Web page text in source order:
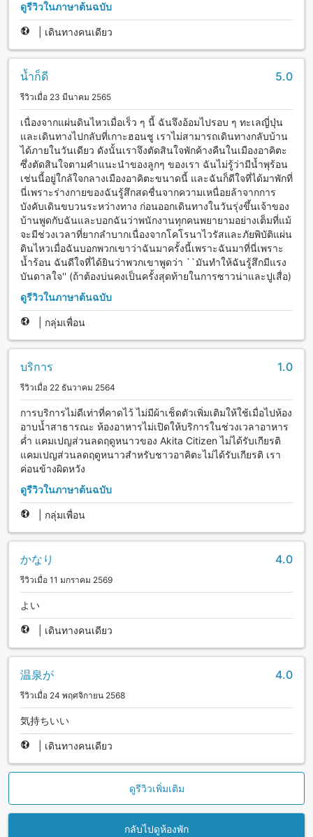
ดูรีวิวในภาษาต้นฉบับ
เดินทางคนเดียว
น้ำก็ดี 5.0
รีวิวเมื่อ 23 มีนาคม 2565
เนื่องจากแผ่นดินไหวเมื่อเร็ว ๆ นี้ ฉันจึงอ้อมไปรอบ ๆ ทะเลญี่ปุ่น
และเดินทางไปกลับที่เกาะฮอนชู เราไม่สามารถเดินทางกลับบ้าน
ได้ภายในวันเดียว ดังนั้นเราจึงตัดสินใจพักค้างคืนในเมืองอาคิตะ
ซึ่งตัดสินใจตามคำแนะนำของลูกๆ ของเรา ฉันไม่รู้ว่ามีน้ำพุร้อน
เช่นนี้อยู่ใกล้ใจกลางเมืองอาคิตะขนาดนี้ และฉันก็ดีใจที่ได้มาพักที่
นี่เพราะร่างกายของฉันรู้สึกสดชื่นจากความเหนื่อยล้าจากการ
บังคับเดินขบวนระหว่างทาง ก่อนออกเดินทางในวันรุ่งขึ้นเจ้าของ
บ้านพูดกับฉันและบอกฉันว่าพนักงานทุกคนพยายามอย่างเต็มที่แม้
จะมีช่วงเวลาที่ยากลำบากเนื่องจากโคโรนาไวรัสและภัยพิบัติแผ่น
ดินไหวเมื่อฉันบอกพวกเขาว่าฉันมาครั้งนี้เพราะฉันมาที่นี่เพราะ
น้ำร้อน ฉันดีใจที่ได้ยินว่าพวกเขาพูดว่า ``มันทำให้ฉันรู้สึกมีแรง
บันดาลใจ'' (ถ้าต้องบ่นคงเป็นครั้งสุดท้ายในการซาวน่าและปูเสื่อ)
ดูรีวิวในภาษาต้นฉบับ
กลุ่มเพื่อน
บริการ 1.0
รีวิวเมื่อ 22 ธันวาคม 2564
การบริการไม่ดีเท่าที่คาดไว้ ไม่มีผ้าเช็ดตัวเพิ่มเติมให้ใช้เมื่อไปห้อง
อาบน้ำสาธารณะ ห้องอาหารไม่เปิดให้บริการในช่วงเวลาอาหาร
ค่ำ แคมเปญส่วนลดฤดูหนาวของ Akita Citizen ไม่ได้รับเกียรติ
แคมเปญส่วนลดฤดูหนาวสำหรับชาวอาคิตะไม่ได้รับเกียรติ เรา
ค่อนข้างผิดหวัง
ดูรีวิวในภาษาต้นฉบับ
กลุ่มเพื่อน
かなり 4.0
รีวิวเมื่อ 11 มกราคม 2569
よい
เดินทางคนเดียว
温泉が 4.0
รีวิวเมื่อ 24 พฤศจิกายน 2568
気持ちいい
เดินทางคนเดียว
ดูรีวิวเพิ่มเติม
กลับไปดูห้องพัก